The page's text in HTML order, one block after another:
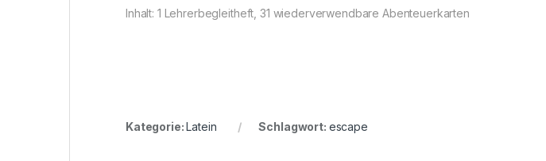
Inhalt: 1 Lehrerbegleitheft, 31 wiederverwendbare Abenteuerkarten
Kategorie:Latein Schlagwort: escape